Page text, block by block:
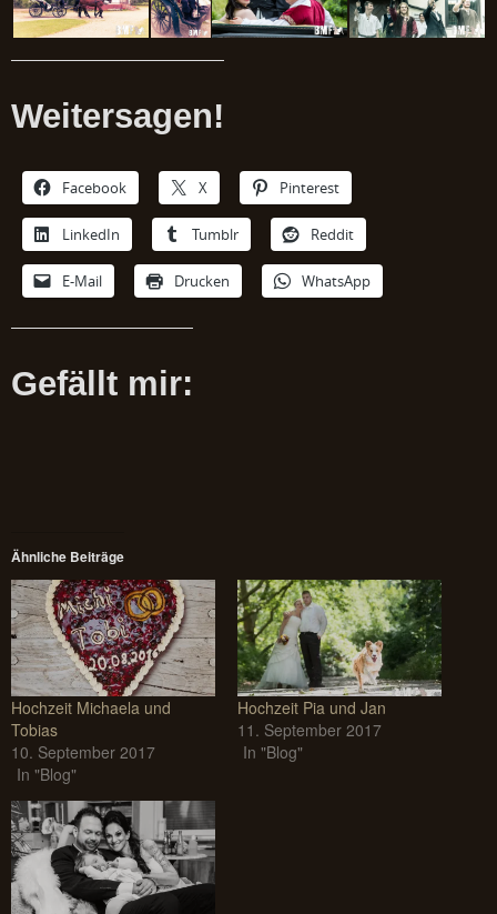
Weitersagen!
Facebook X Pinterest
LinkedIn Tumblr Reddit
E-Mail Drucken WhatsApp
Gefällt mir:
Ähnliche Beiträge
Hochzeit Michaela und
Tobias
10. September 2017
In "Blog"
Hochzeit Pia und Jan
11. September 2017
In "Blog"